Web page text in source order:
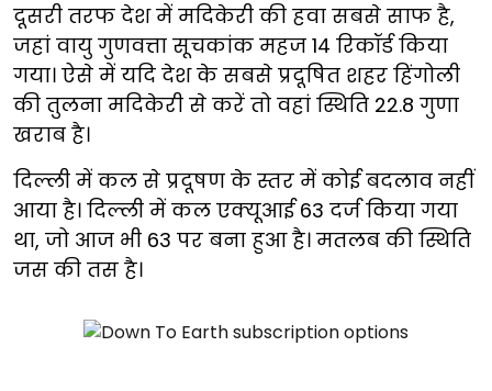
दूसरी तरफ देश में मदिकेरी की हवा सबसे साफ है,
जहां वायु गुणवत्ता सूचकांक महज 14 रिकॉर्ड किया
गया। ऐसे में यदि देश के सबसे प्रदूषित शहर हिंगोली
की तुलना मदिकेरी से करें तो वहां स्थिति 22.8 गुणा
खराब है।
दिल्ली में कल से प्रदूषण के स्तर में कोई बदलाव नहीं
आया है। दिल्ली में कल एक्यूआई 63 दर्ज किया गया
था, जो आज भी 63 पर बना हुआ है। मतलब की स्थिति
जस की तस है।